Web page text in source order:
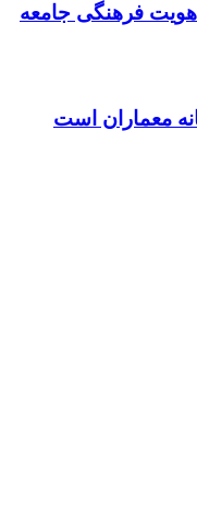
هویت فرهنگی جامعه
معماران است